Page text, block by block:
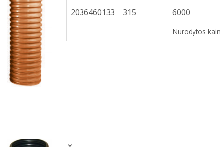
2036460133 315 6000
Nurodytos